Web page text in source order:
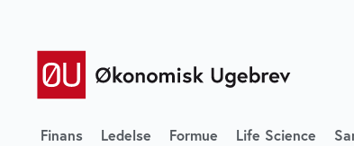
Finans Ledelse Formue Life Science